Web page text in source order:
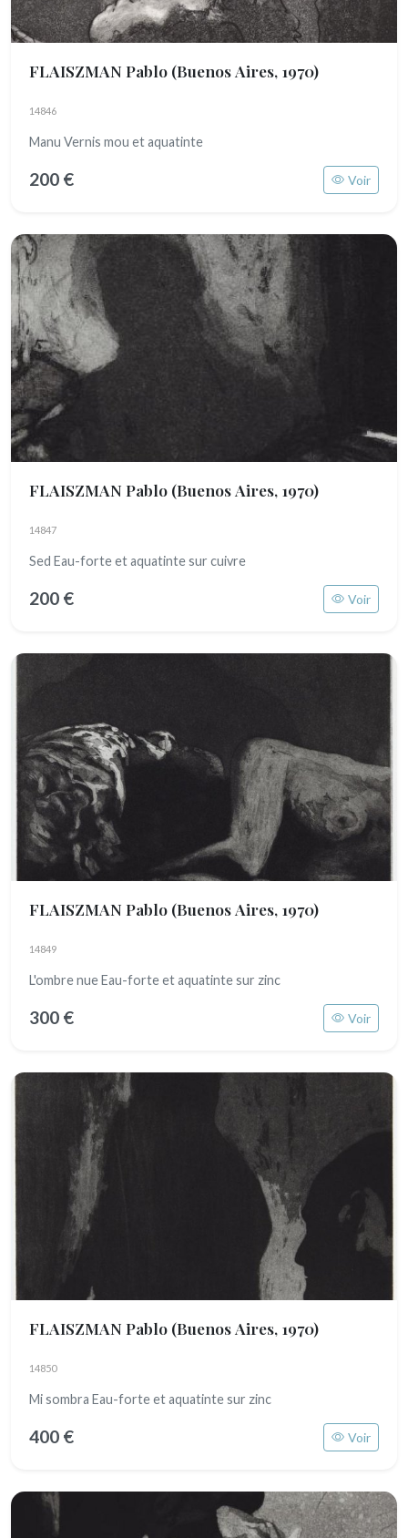
FLAISZMAN Pablo (Buenos Aires, 1970)
14846
Manu Vernis mou et aquatinte
200 € Voir
FLAISZMAN Pablo (Buenos Aires, 1970)
14847
Sed Eau-forte et aquatinte sur cuivre
200 € Voir
FLAISZMAN Pablo (Buenos Aires, 1970)
14849
L'ombre nue Eau-forte et aquatinte sur zinc
300 € Voir
FLAISZMAN Pablo (Buenos Aires, 1970)
14850
Mi sombra Eau-forte et aquatinte sur zinc
400 € Voir